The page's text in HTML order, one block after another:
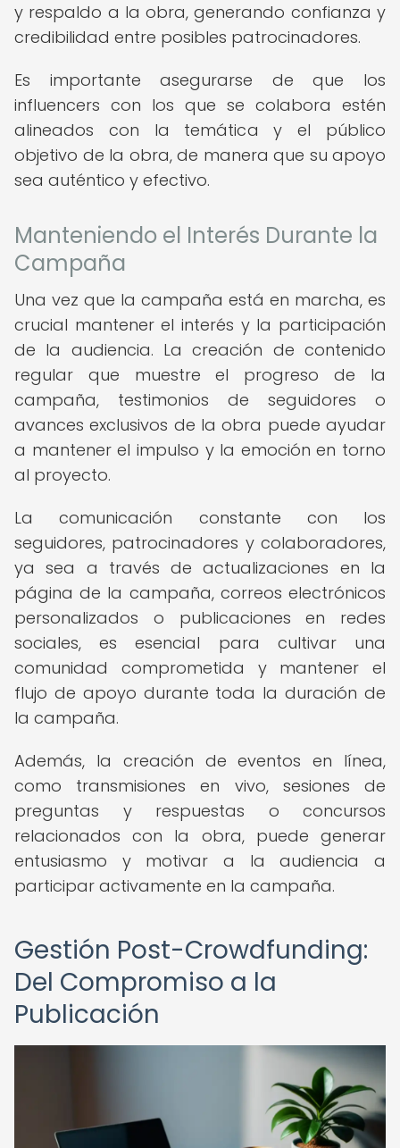
y respaldo a la obra, generando confianza y
credibilidad entre posibles patrocinadores.
Es importante asegurarse de que los
influencers con los que se colabora estén
alineados con la temática y el público
objetivo de la obra, de manera que su apoyo
sea auténtico y efectivo.
Manteniendo el Interés Durante la
Campaña
Una vez que la campaña está en marcha, es
crucial mantener el interés y la participación
de la audiencia. La creación de contenido
regular que muestre el progreso de la
campaña, testimonios de seguidores o
avances exclusivos de la obra puede ayudar
a mantener el impulso y la emoción en torno
al proyecto.
La comunicación constante con los
seguidores, patrocinadores y colaboradores,
ya sea a través de actualizaciones en la
página de la campaña, correos electrónicos
personalizados o publicaciones en redes
sociales, es esencial para cultivar una
comunidad comprometida y mantener el
flujo de apoyo durante toda la duración de
la campaña.
Además, la creación de eventos en línea,
como transmisiones en vivo, sesiones de
preguntas y respuestas o concursos
relacionados con la obra, puede generar
entusiasmo y motivar a la audiencia a
participar activamente en la campaña.
Gestión Post-Crowdfunding:
Del Compromiso a la
Publicación